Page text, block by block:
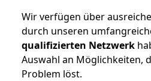
Wir verfügen über
durch unseren
qualifizierten Netzwerk
Auswahl an Möglichkeiten,
Problem löst.